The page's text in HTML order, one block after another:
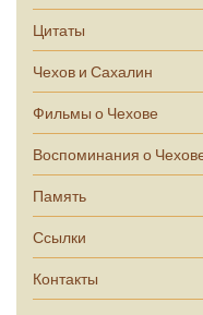
Цитаты
Чехов и Сахалин
Фильмы о Чехове
Воспоминания о
Память
Ссылки
Контакты